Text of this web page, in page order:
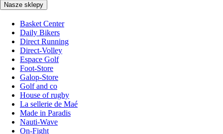
Nasze sklepy
Basket Center
Daily Bikers
Direct Running
Direct-Volley
Espace Golf
Foot-Store
Galop-Store
Golf and co
House of rugby
La sellerie de Maé
Made in Paradis
Nauti-Wave
On-Fight